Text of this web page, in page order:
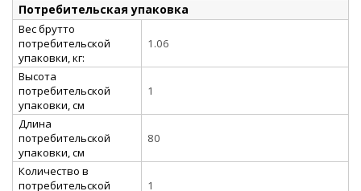
Потребительская упаковка
Вес брутто
потребительской
упаковки, кг:
1.06
Высота
потребительской
упаковки, см
1
Длина
потребительской
упаковки, см
80
Количество в
потребительской
1